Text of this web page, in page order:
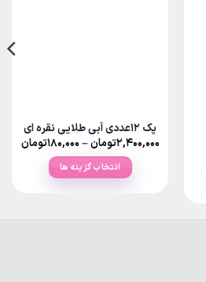
پک ۱۲عددی آبی طلایی نقره ای
۲,۴۰۰,۰۰۰تومان–۱۸۰,۰۰۰تومان
انتخاب گزینه ها